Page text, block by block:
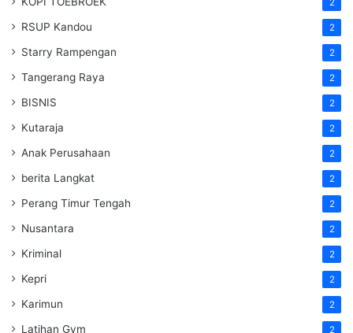
2
RSUP Kandou 2
Starry Rampengan 2
Tangerang Raya 2
BISNIS 2
Kutaraja 2
Anak Perusahaan 2
berita Langkat 2
Perang Timur Tengah 2
Nusantara 2
Kriminal 2
Kepri 2
Karimun 2
Latihan Gym 2